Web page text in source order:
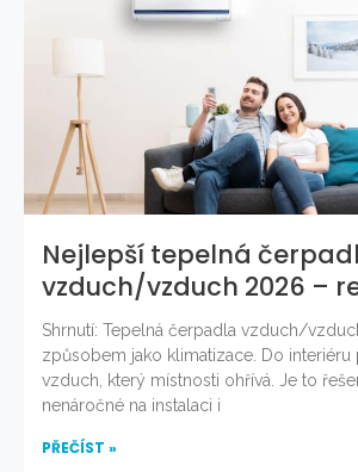
Nejlepší tepelná
vzduch/vzduch 2026 –
Shrnutí: Tepelná čerpadla vzduch/
způsobem jako klimatizace. Do interiéru
vzduch, který místnosti ohřívá. Je to
nenáročné na instalaci i
PŘEČÍST »